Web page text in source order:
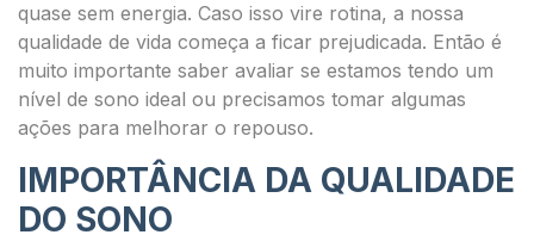
quase sem energia. Caso isso vire rotina, a nossa
qualidade de vida começa a ficar prejudicada. Então é
muito importante saber avaliar se estamos tendo um
nível de sono ideal ou precisamos tomar algumas
ações para melhorar o repouso.
IMPORTÂNCIA DA QUALIDADE
DO SONO